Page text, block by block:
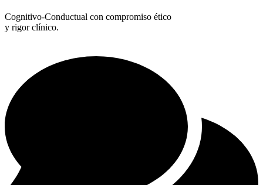
Cognitivo-Conductual con compromiso ético
y rigor clínico.